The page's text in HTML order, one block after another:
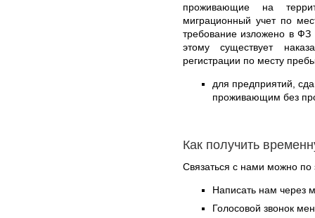
проживающие на
миграционный учет по
требование изложено в
этому существует
регистрации по месту
для предприятий,
проживающим без
Как получить
Связаться с нами можно по
Написать нам через
Голосовой звонок